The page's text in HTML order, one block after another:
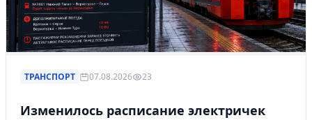
ТРАНСПОРТ 07.08.2026 23
Изменилось расписание электричек